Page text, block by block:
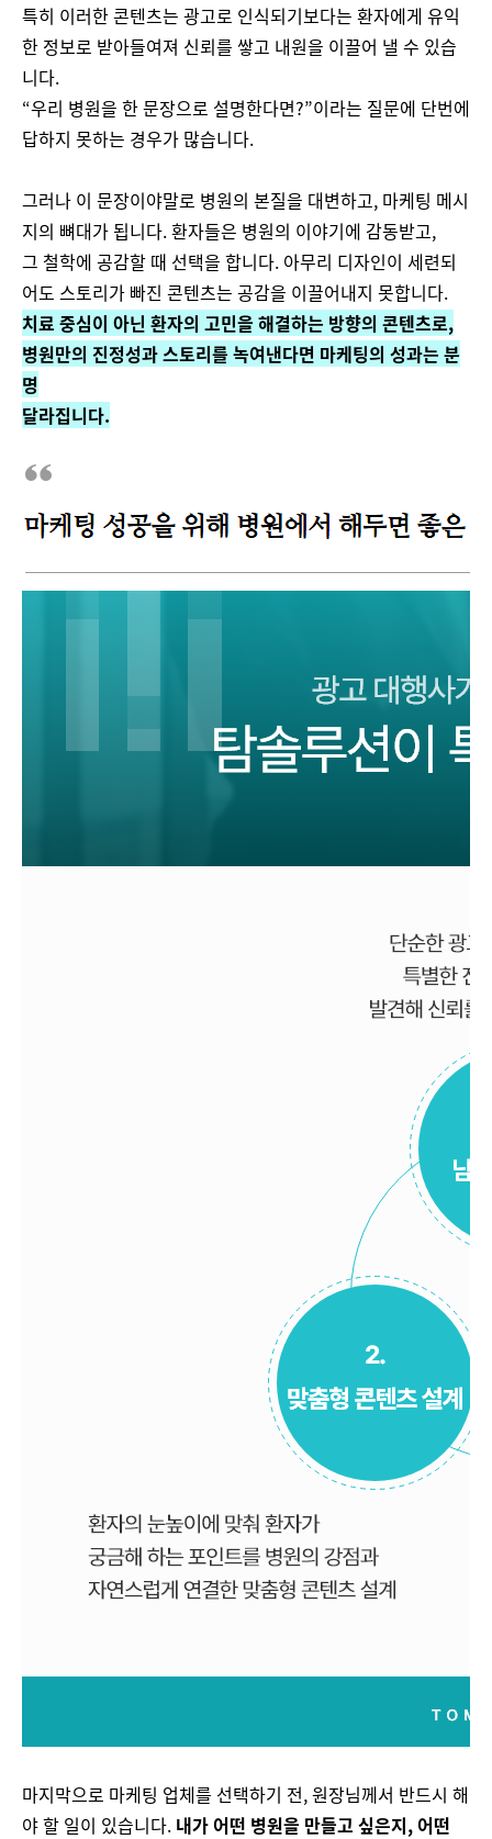
특히 이러한 콘텐츠는 광고로 인식되기보다는 환자에게 유익
한 정보로 받아들여져 신뢰를 쌓고 내원을 이끌어 낼 수 있습
니다.
“우리 병원을 한 문장으로 설명한다면?”이라는 질문에 단번에
답하지 못하는 경우가 많습니다.
그러나 이 문장이야말로 병원의 본질을 대변하고, 마케팅 메시
지의 뼈대가 됩니다. 환자들은 병원의 이야기에 감동받고,
그 철학에 공감할 때 선택을 합니다. 아무리 디자인이 세련되
어도 스토리가 빠진 콘텐츠는 공감을 이끌어내지 못합니다.
치료 중심이 아닌 환자의 고민을 해결하는 방향의 콘텐츠로,
병원만의 진정성과 스토리를 녹여낸다면 마케팅의 성과는 분
명
달라집니다.
마지막으로 마케팅 업체를 선택하기 전, 원장님께서 반드시 해
야 할 일이 있습니다. 내가 어떤 병원을 만들고 싶은지, 어떤